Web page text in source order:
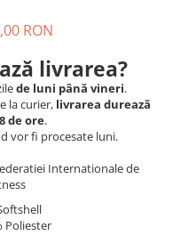
RON
livrarea?
de luni până vineri.
la curier, livrarea durează
de ore.
vor fi procesate luni.
Internationale de
Poliester